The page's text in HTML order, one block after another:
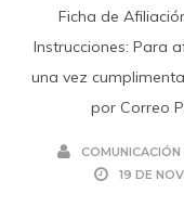
Ficha de
Instrucciones: Para
una vez
por Correo
19 DE